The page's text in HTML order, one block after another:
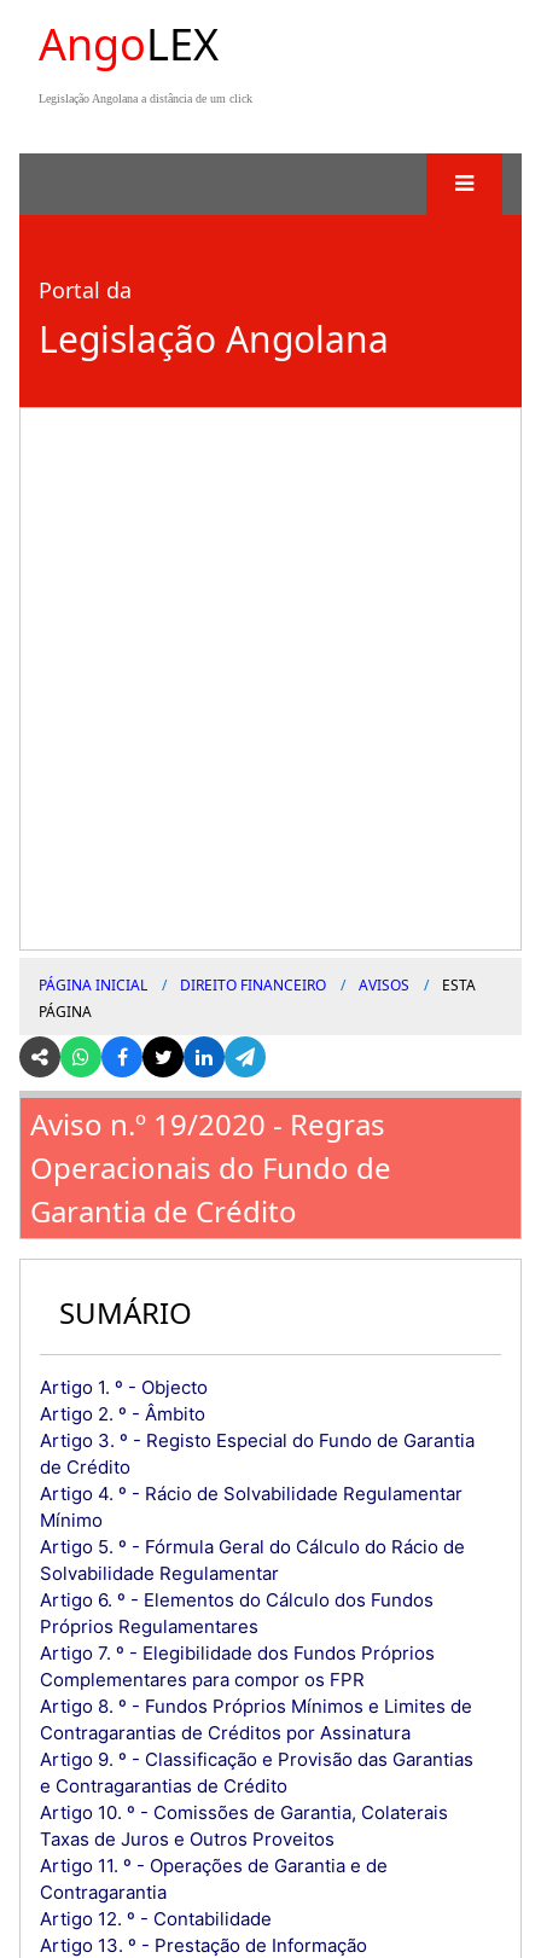
AngoLEX
Legislação Angolana a distância de um click
Portal da
Legislação Angolana
PÁGINA INICIAL DIREITO FINANCEIRO AVISOS
ESTA
PÁGINA
Aviso n.º 19/2020 - Regras
Operacionais do Fundo de
Garantia de Crédito
SUMÁRIO
Artigo 1. º - Objecto
Artigo 2. º - Âmbito
Artigo 3. º - Registo Especial do Fundo de Garantia
de Crédito
Artigo 4. º - Rácio de Solvabilidade Regulamentar
Mínimo
Artigo 5. º - Fórmula Geral do Cálculo do Rácio de
Solvabilidade Regulamentar
Artigo 6. º - Elementos do Cálculo dos Fundos
Próprios Regulamentares
Artigo 7. º - Elegibilidade dos Fundos Próprios
Complementares para compor os FPR
Artigo 8. º - Fundos Próprios Mínimos e Limites de
Contragarantias de Créditos por Assinatura
Artigo 9. º - Classificação e Provisão das Garantias
e Contragarantias de Crédito
Artigo 10. º - Comissões de Garantia, Colaterais
Taxas de Juros e Outros Proveitos
Artigo 11. º - Operações de Garantia e de
Contragarantia
Artigo 12. º - Contabilidade
Artigo 13. º - Prestação de Informação